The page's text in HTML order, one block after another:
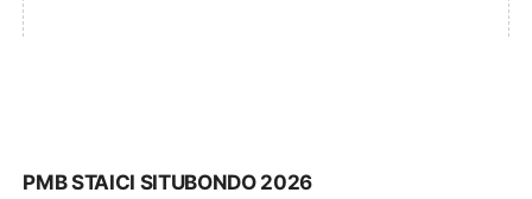
PMB STAICI SITUBONDO 2026